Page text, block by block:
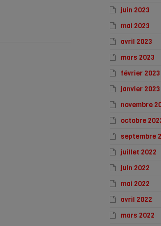
juin 2023
mai 2023
avril 2023
mars 2023
février 2023
janvier 2023
novembre
octobre
septembre
juillet 2022
juin 2022
mai 2022
avril 2022
mars 2022